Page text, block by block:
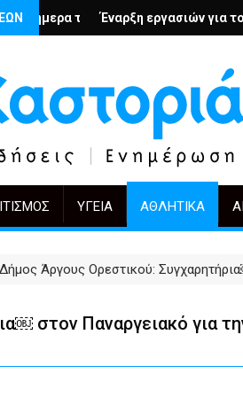
– Ο Άρμιν Βέγκνερ απέναντι στη
εργασιών για το Κέντρο Ημέρας
Από τον Εμφύλιο
ΥΓΕΊΑ ΑΘΛΗΤΙΚΆ
Δήμος Άργους Ορεστικού:
στον Παναργειακό για